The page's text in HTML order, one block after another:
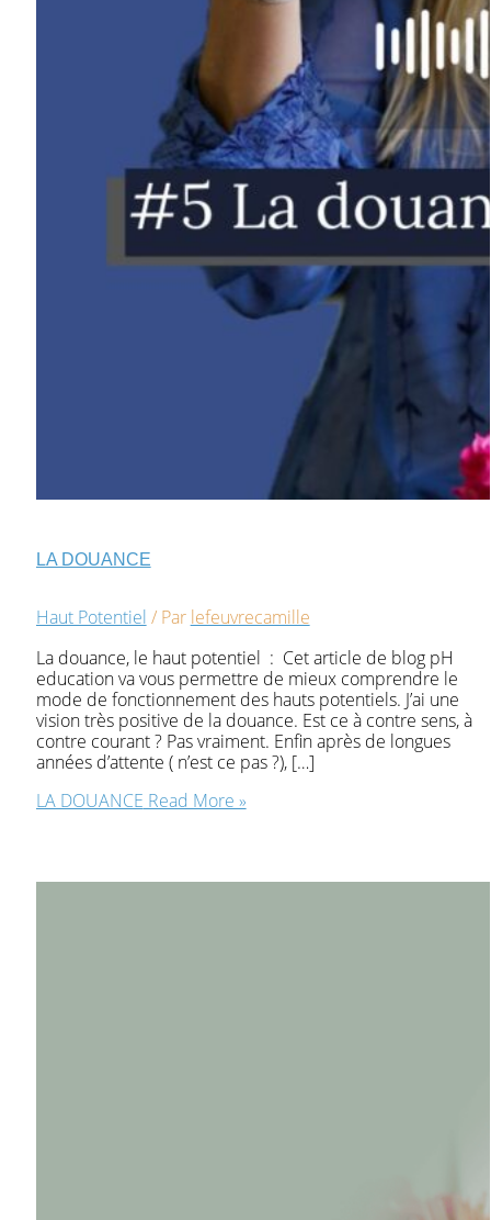
LA DOUANCE
Haut Potentiel / Par lefeuvrecamille
La douance, le haut potentiel : Cet article de blog pH
education va vous permettre de mieux comprendre le
mode de fonctionnement des hauts potentiels. J’ai une
vision très positive de la douance. Est ce à contre sens, à
contre courant ? Pas vraiment. Enfin après de longues
années d’attente ( n’est ce pas ?), […]
LA DOUANCE Read More »